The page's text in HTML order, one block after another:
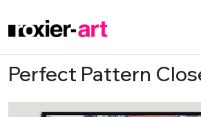
Skip to main content
Perfect Pattern